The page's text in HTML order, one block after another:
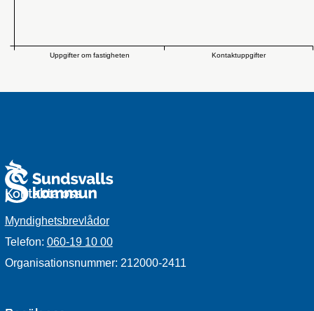
Uppgifter om fastigheten Kontaktuppgifter
Kontakta oss
Myndighetsbrevlådor
Telefon: 060-19 10 00
Organisationsnummer: 212000-2411